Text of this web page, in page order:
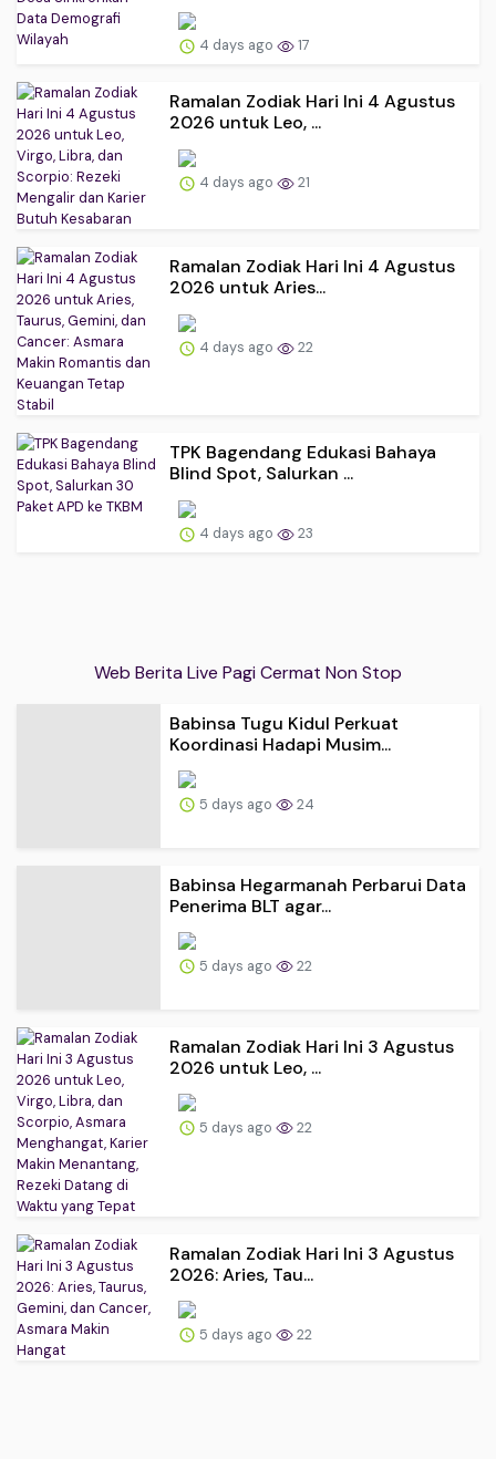
4 days ago 17
Ramalan Zodiak Hari Ini 4 Agustus
2026 untuk Leo, ...
4 days ago 21
Ramalan Zodiak Hari Ini 4 Agustus
2026 untuk Aries...
4 days ago 22
TPK Bagendang Edukasi Bahaya
Blind Spot, Salurkan ...
4 days ago 23
Web Berita Live Pagi Cermat Non Stop
Babinsa Tugu Kidul Perkuat
Koordinasi Hadapi Musim...
5 days ago 24
Babinsa Hegarmanah Perbarui Data
Penerima BLT agar...
5 days ago 22
Ramalan Zodiak Hari Ini 3 Agustus
2026 untuk Leo, ...
5 days ago 22
Ramalan Zodiak Hari Ini 3 Agustus
2026: Aries, Tau...
5 days ago 22